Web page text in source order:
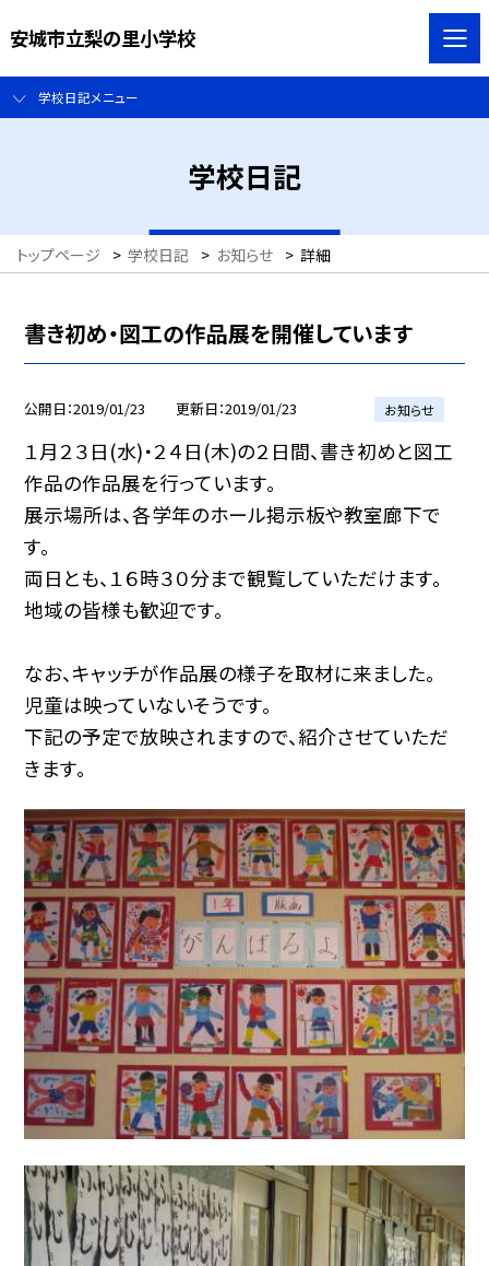
安城市立梨の里小学校
学校日記メニュー
学校日記
トップページ > 学校日記 > お知らせ > 詳細
書き初め・図工の作品展を開催しています
公開日 2019/01/23 更新日 2019/01/23 お知らせ
１月２３日(水)・２４日(木)の２日間、書き初めと図工
作品の作品展を行っています。
展示場所は、各学年のホール掲示板や教室廊下で
す。
両日とも、１６時３０分まで観覧していただけます。
地域の皆様も歓迎です。
なお、キャッチが作品展の様子を取材に来ました。
児童は映っていないそうです。
下記の予定で放映されますので、紹介させていただ
きます。